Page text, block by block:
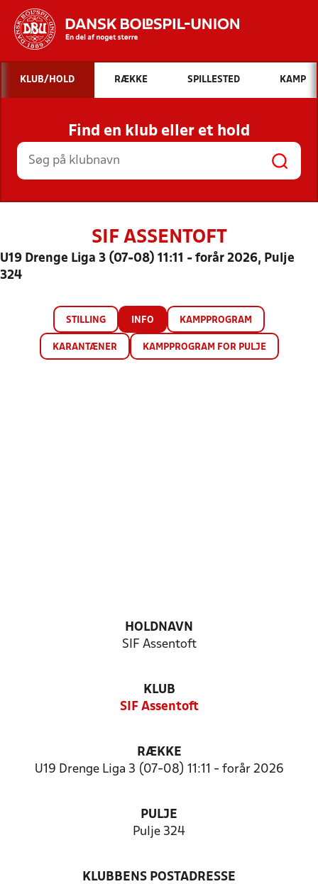
Hvad vil du søge efter?
INDHOLD OG NYHEDER
STILLINGER, RESULTATER, KLUBBER OG
HOLD
KLUB/HOLD RÆKKE SPILLESTED KAMP
Find en klub eller et hold
SIF ASSENTOFT
U19 Drenge Liga 3 (07-08) 11:11 - forår 2026, Pulje
324
STILLING INFO KAMPPROGRAM
KARANTÆNER KAMPPROGRAM FOR PULJE
HOLDNAVN
SIF Assentoft
KLUB
SIF Assentoft
RÆKKE
U19 Drenge Liga 3 (07-08) 11:11 - forår 2026
PULJE
Pulje 324
KLUBBENS POSTADRESSE